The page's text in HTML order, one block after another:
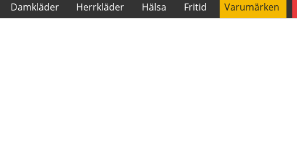
Damkläder Herrkläder Hälsa Fritid Varumärken